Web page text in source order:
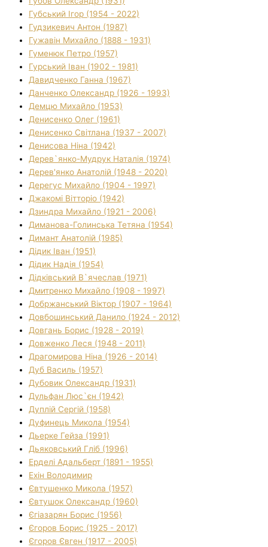
Губський Ігор (1954 - 2022)
Гудзикевич Антон (1987)
Гужавін Михайло (1888 - 1931)
Гуменюк Петро (1957)
Гурський Іван (1902 - 1981)
Давидченко Ганна (1967)
Данченко Олександр (1926 - 1993)
Демцю Михайло (1953)
Денисенко Олег (1961)
Денисенко Світлана (1937 - 2007)
Денисова Ніна (1942)
Дерев`янко-Мудрук Наталія (1974)
Дерев'янко Анатолій (1948 - 2020)
Дерегус Михайло (1904 - 1997)
Джакомі Вітторіо (1942)
Дзиндра Михайло (1921 - 2006)
Диманова-Голинська Тетяна (1954)
Димант Анатолій (1985)
Дідик Іван (1951)
Дідик Надія (1954)
Дідківський В`ячеслав (1971)
Дмитренко Михайло (1908 - 1997)
Добржанський Віктор (1907 - 1964)
Довбошинський Данило (1924 - 2012)
Довгань Борис (1928 - 2019)
Довженко Леся (1948 - 2011)
Драгомирова Ніна (1926 - 2014)
Дуб Василь (1957)
Дубовик Олександр (1931)
Дульфан Люс`єн (1942)
Дуплій Сергій (1958)
Дуфинець Микола (1954)
Дьерке Гейза (1991)
Дьяковський Гліб (1996)
Ерделі Адальберт (1891 - 1955)
Ехін Володимир
Євтушенко Микола (1957)
Євтушок Олександр (1960)
Єгіазарян Борис (1956)
Єгоров Борис (1925 - 2017)
Єгоров Євген (1917 - 2005)